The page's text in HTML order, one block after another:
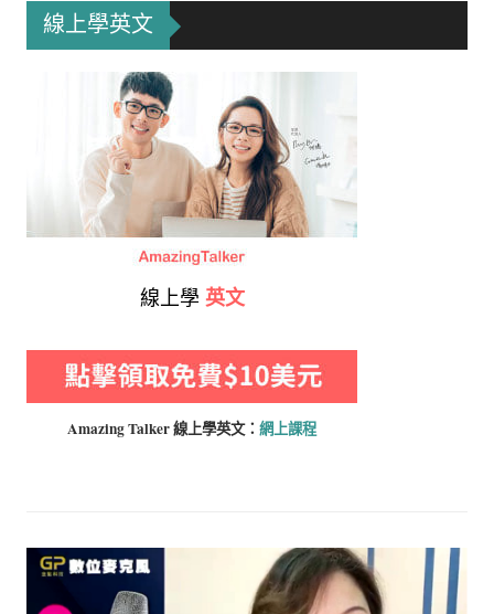
線上學英文
線上學 英文
Amazing Talker 線上學英文： 網上課程